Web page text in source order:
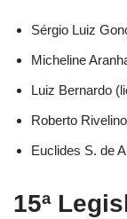
Sérgio Luiz
Micheline
Luiz Bernardo
Roberto
Euclides S. de
15ª